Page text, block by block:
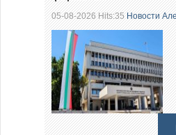
05-08-2026 Hits:35Новости